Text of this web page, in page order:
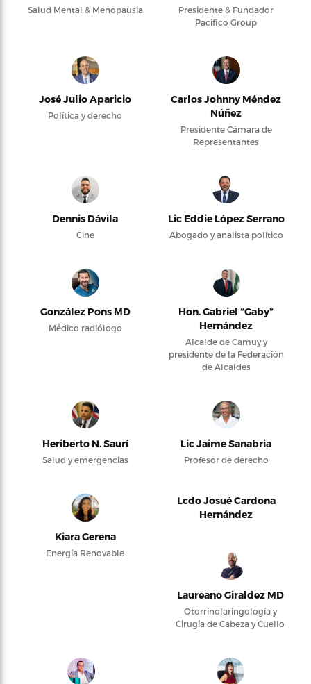
Salud Mental & Menopausia
Presidente & Fundador
Pacifico Group
José Julio Aparicio
Política y derecho
Carlos Johnny Méndez
Núñez
Presidente Cámara de
Representantes
Dennis Dávila
Cine
Lic Eddie López Serrano
Abogado y analista político
González Pons MD
Médico radiólogo
Hon. Gabriel “Gaby”
Hernández
Alcalde de Camuy y
presidente de la Federación
de Alcaldes
Heriberto N. Saurí
Salud y emergencias
Lic Jaime Sanabria
Profesor de derecho
Kiara Gerena
Energía Renovable
Lcdo Josué Cardona
Hernández
Laureano Giraldez MD
Otorrinolaringología y
Cirugía de Cabeza y Cuello